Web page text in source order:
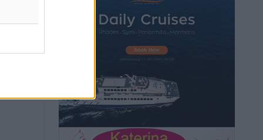
βρήκε ξαπλώστρες στις οικογενειακές
διακοπές του
Τοπικές Ειδήσεις πριν 11 ώρες
Δανό περιπατητή στη Ρόδο
Τοπικές Ειδήσεις• πριν 11 ώρες
Σύμη: Ανασύρθηκε σορός άνδρα –